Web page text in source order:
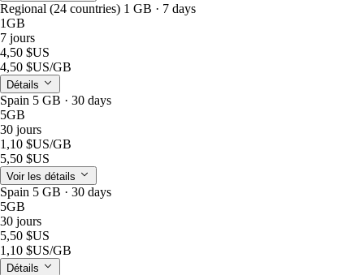
Regional (24 countries) 1 GB · 7 days
1GB
7 jours
4,50 $US
4,50 $US/GB
Détails
Spain 5 GB · 30 days
5GB
30 jours
1,10 $US/GB
5,50 $US
Voir les détails
Spain 5 GB · 30 days
5GB
30 jours
5,50 $US
1,10 $US/GB
Détails